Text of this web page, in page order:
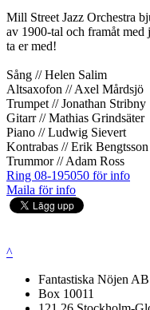
Mill Street Jazz Orchestra
av 1900-tal och framåt med
ta er med!
Sång // Helen Salim
Altsaxofon // Axel Mårdsjö
Trumpet // Jonathan Stribny
Gitarr // Mathias Grindsäter
Piano // Ludwig Sievert
Kontrabas // Erik Bengtsson
Trummor // Adam Ross
Ring 08-195050 för info
Maila för info
^
Fantastiska Nöjen AB
Box 10011